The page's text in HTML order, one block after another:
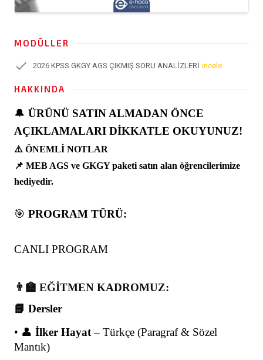
MODÜLLER
check 2026 KPSS GKGY AGS ÇIKMIŞ SORU ANALİZLERİ incele
HAKKINDA
🔔 ÜRÜNÜ SATIN ALMADAN ÖNCE
AÇIKLAMALARI DİKKATLE OKUYUNUZ!
⚠️ ÖNEMLİ NOTLAR
📌 MEB AGS ve GKGY paketi satın alan öğrencilerimize
hediyedir.
🎯 PROGRAM TÜRÜ:
CANLI PROGRAM
👨‍🏫 EĞİTMEN KADROMUZ:
📘 Dersler
• 👤 İlker Hayat– Türkçe (Paragraf & Sözel
Mantık)